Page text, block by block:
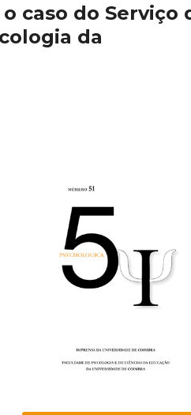
caso do Serviço
da